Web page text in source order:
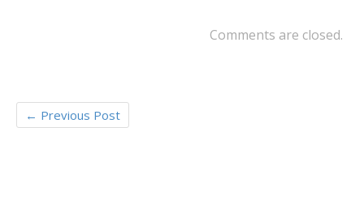
Comments are closed.
← Previous Post